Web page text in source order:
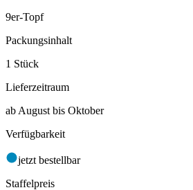
9er-Topf
Packungsinhalt
1 Stück
Lieferzeitraum
ab August bis Oktober
Verfügbarkeit
jetzt bestellbar
Staffelpreis